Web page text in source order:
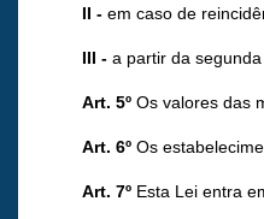
II - em caso de
III - a partir da
Art. 5º Os valores das
Art. 6º Os
Art. 7º Esta Lei entra